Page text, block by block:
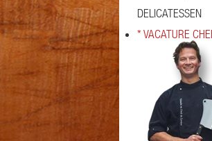
DELICATESSEN
* VACATURE